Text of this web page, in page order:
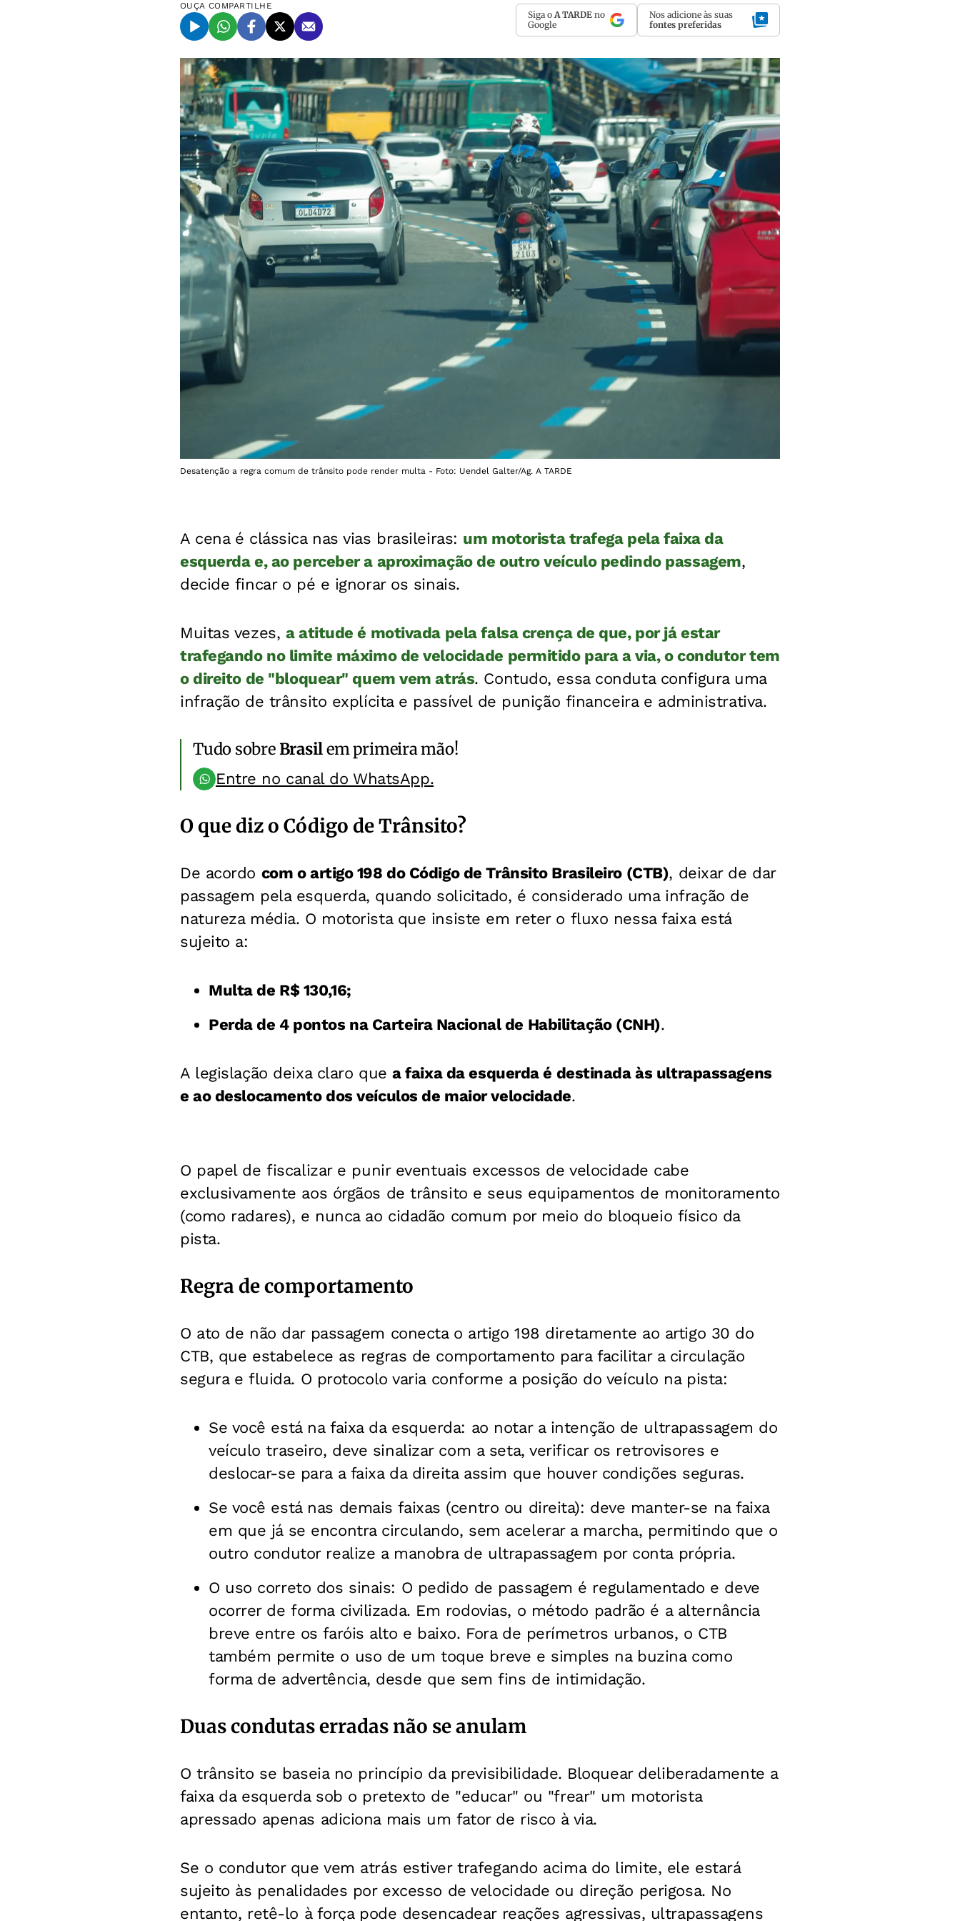
OUÇA COMPARTILHE
Siga o A TARDE no
Google
Nos adicione às suas
fontes preferidas
Desatenção a regra comum de trânsito pode render multa - Foto: Uendel Galter/Ag. A TARDE
A cena é clássica nas vias brasileiras: um motorista trafega pela faixa da
esquerda e, ao perceber a aproximação de outro veículo pedindo passagem,
decide fincar o pé e ignorar os sinais.
Muitas vezes, a atitude é motivada pela falsa crença de que, por já estar
trafegando no limite máximo de velocidade permitido para a via, o condutor tem
o direito de "bloquear" quem vem atrás. Contudo, essa conduta configura uma
infração de trânsito explícita e passível de punição financeira e administrativa.
Tudo sobreBrasilem primeira mão!
Entre no canal do WhatsApp.
O que diz o Código de Trânsito?
De acordo com o artigo 198 do Código de Trânsito Brasileiro (CTB), deixar de dar
passagem pela esquerda, quando solicitado, é considerado uma infração de
natureza média. O motorista que insiste em reter o fluxo nessa faixa está
sujeito a:
Multa de R$ 130,16;
Perda de 4 pontos na Carteira Nacional de Habilitação (CNH).
A legislação deixa claro quea faixa da esquerda é destinada às ultrapassagens
e ao deslocamento dos veículos de maior velocidade.
O papel de fiscalizar e punir eventuais excessos de velocidade cabe
exclusivamente aos órgãos de trânsito e seus equipamentos de monitoramento
(como radares), e nunca ao cidadão comum por meio do bloqueio físico da
pista.
Regra de comportamento
O ato de não dar passagem conecta o artigo 198 diretamente ao artigo 30 do
CTB, que estabelece as regras de comportamento para facilitar a circulação
segura e fluida. O protocolo varia conforme a posição do veículo na pista:
Se você está na faixa da esquerda: ao notar a intenção de ultrapassagem do
veículo traseiro, deve sinalizar com a seta, verificar os retrovisores e
deslocar-se para a faixa da direita assim que houver condições seguras.
Se você está nas demais faixas (centro ou direita): deve manter-se na faixa
em que já se encontra circulando, sem acelerar a marcha, permitindo que o
outro condutor realize a manobra de ultrapassagem por conta própria.
O uso correto dos sinais: O pedido de passagem é regulamentado e deve
ocorrer de forma civilizada. Em rodovias, o método padrão é a alternância
breve entre os faróis alto e baixo. Fora de perímetros urbanos, o CTB
também permite o uso de um toque breve e simples na buzina como
forma de advertência, desde que sem fins de intimidação.
Duas condutas erradas não se anulam
O trânsito se baseia no princípio da previsibilidade. Bloquear deliberadamente a
faixa da esquerda sob o pretexto de "educar" ou "frear" um motorista
apressado apenas adiciona mais um fator de risco à via.
Se o condutor que vem atrás estiver trafegando acima do limite, ele estará
sujeito às penalidades por excesso de velocidade ou direção perigosa. No
entanto, retê-lo à força pode desencadear reações agressivas, ultrapassagens